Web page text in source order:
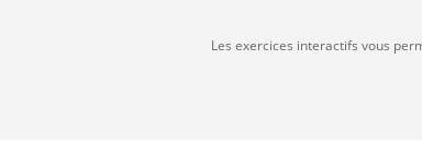
Les exercices interactifs vous